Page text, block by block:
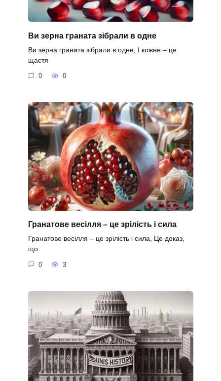
Ви зерна граната зібрали в одне
Ви зерна граната зібрали в одне, І кожне – це
щастя
0 0
Гранатове весілля – це зрілість і сила
Гранатове весілля – це зрілість і сила, Це доказ,
що
0 3